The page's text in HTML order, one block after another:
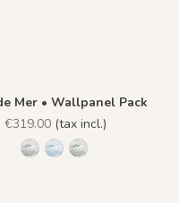
Mer • Wallpanel Pack
€319.00(tax incl.)
R004 - Grisaille
R005 - Bleu Pastel
R006 - Vert